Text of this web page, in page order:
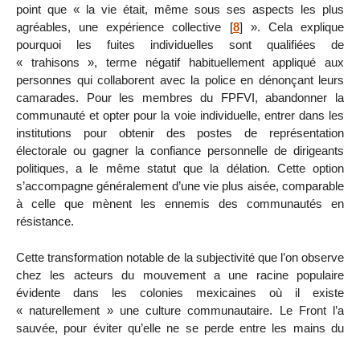
point que « la vie était, même sous ses aspects les plus
agréables, une expérience collective [8] ». Cela explique
pourquoi les fuites individuelles sont qualifiées de
« trahisons », terme négatif habituellement appliqué aux
personnes qui collaborent avec la police en dénonçant leurs
camarades. Pour les membres du FPFVI, abandonner la
communauté et opter pour la voie individuelle, entrer dans les
institutions pour obtenir des postes de représentation
électorale ou gagner la confiance personnelle de dirigeants
politiques, a le même statut que la délation. Cette option
s’accompagne généralement d’une vie plus aisée, comparable
à celle que mènent les ennemis des communautés en
résistance.
Cette transformation notable de la subjectivité que l’on observe
chez les acteurs du mouvement a une racine populaire
évidente dans les colonies mexicaines où il existe
« naturellement » une culture communautaire. Le Front l’a
sauvée, pour éviter qu’elle ne se perde entre les mains du